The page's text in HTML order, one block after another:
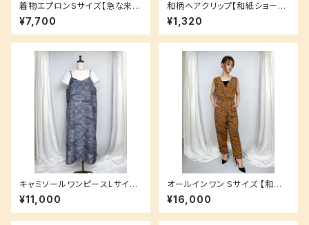
着物エプロンSサイズ【急な来客
にもお洒落にすぐ対応★】贈り
物にも大人気！
¥7,700
和柄ヘアクリップ【和紙ショート
¥1,320
キャミソールワンピースLサイズ
【重ね着で簡単ラフコーデ♪】
¥11,000
オールインワン Sサイズ 【和柄
でラフにカッコよく！】
¥16,000